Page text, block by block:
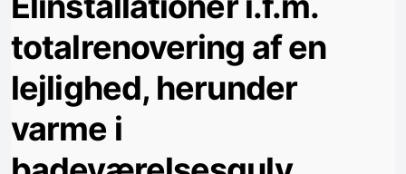
totalrenovering af en
lejlighed, herunder
varme i